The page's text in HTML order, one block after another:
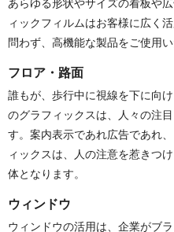
ィックフィルムはお客様に広く
問わず、高機能な製品をご使用い
フロア・路面
誰もが、歩行中に視線を下に向
のグラフィックスは、人々の注
す。案内表示であれ広告であれ
ィックスは、人の注意を惹きつ
体となります。
ウィンドウ
ウィンドウの活用は、企業がブ